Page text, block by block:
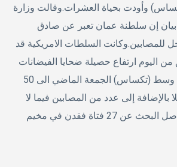
وأودت بحياة العشرات.وقالت وزارة
بيان إن سلطنة عمان تعبر عن صادق
للمصابين.وكانت السلطات الامريكية قد
اليوم ارتفاع حصيلة ضحايا الفيضانات
المدمرة التي اجتاحت وسط (تكساس) الجمعة الماضي الى 50
من بينهم 15 طفلا بالإضافة إلى عدد من المصابين فيما لا
تزال عناصر الإنقاذ تواصل البحث عن 27 فتاة فقدن في مخيم